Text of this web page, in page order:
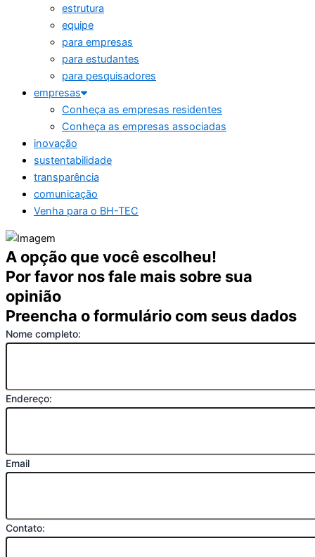
estrutura
equipe
para empresas
para estudantes
para pesquisadores
empresas
Conheça as empresas residentes
Conheça as empresas associadas
inovação
sustentabilidade
transparência
comunicação
Venha para o BH-TEC
A opção que você escolheu!
Por favor nos fale mais sobre sua
opinião
Preencha o formulário com seus dados
Nome completo:
Endereço:
Email
Contato: